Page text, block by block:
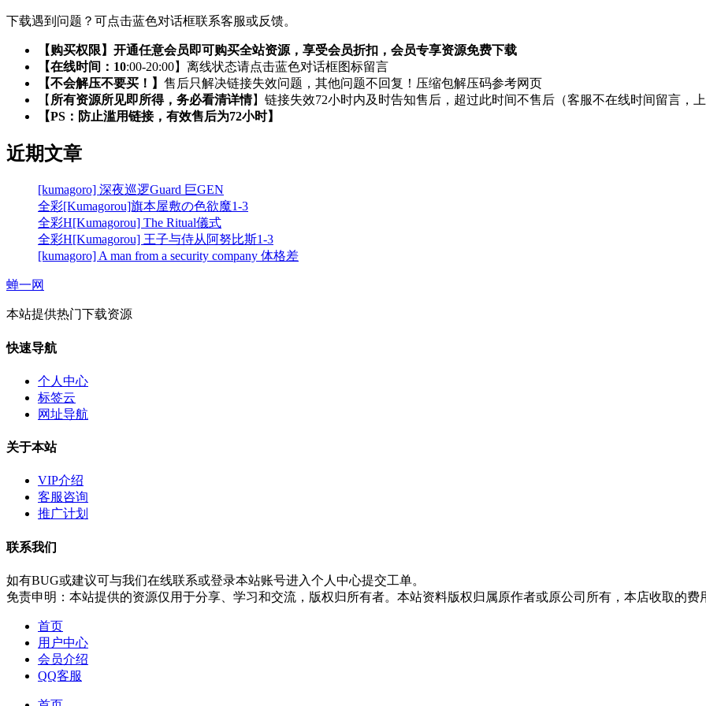
下载遇到问题？可点击蓝色对话框联系客服或反馈。
【购买权限】开通任意会员即可购买全站资源，享受会员折扣，会员专享资源免费下载
【在线时间：10:00-20:00】离线状态请点击蓝色对话框图标留言
【不会解压不要买！】 售后只解决链接失效问题，其他问题不回复！压缩包解压码参考网页
【 所有资源所见即所得，务必看清详情】链接失效72小时内及时告知售后，超过此时间不售后（客服不在线时间留言，上
【PS：防止滥用链接，有效售后为72小时】
近期文章
[kumagoro] 深夜巡逻Guard 巨GEN
全彩[Kumagorou]旗本屋敷の色欲魔1-3
全彩H[Kumagorou] The Ritual儀式
全彩H[Kumagorou] 王子与侍从阿努比斯1-3
[kumagoro] A man from a security company 体格差
蝉一网
本站提供热门下载资源
快速导航
个人中心
标签云
网址导航
关于本站
VIP介绍
客服咨询
推广计划
联系我们
如有BUG或建议可与我们在线联系或登录本站账号进入个人中心提交工单。
免责申明：本站提供的资源仅用于分享、学习和交流，版权归所有者。本站资料版权归属原作者或原公司所有，本店收取的费
首页
用户中心
会员介绍
QQ客服